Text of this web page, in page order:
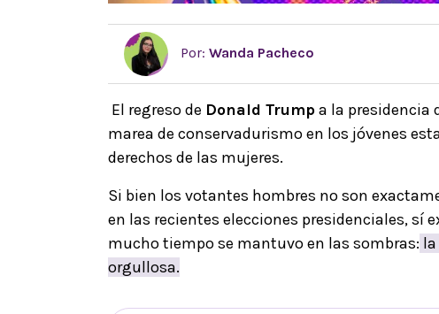
Por: Wanda Pacheco
El regreso de Donald Trumpa la presidencia
marea de conservadurismo en los jóvenes
derechos de las mujeres.
Si bien los votantes hombres no son
en las recientes elecciones presidenciales, sí
mucho tiempo se mantuvo en las sombras:
orgullosa.